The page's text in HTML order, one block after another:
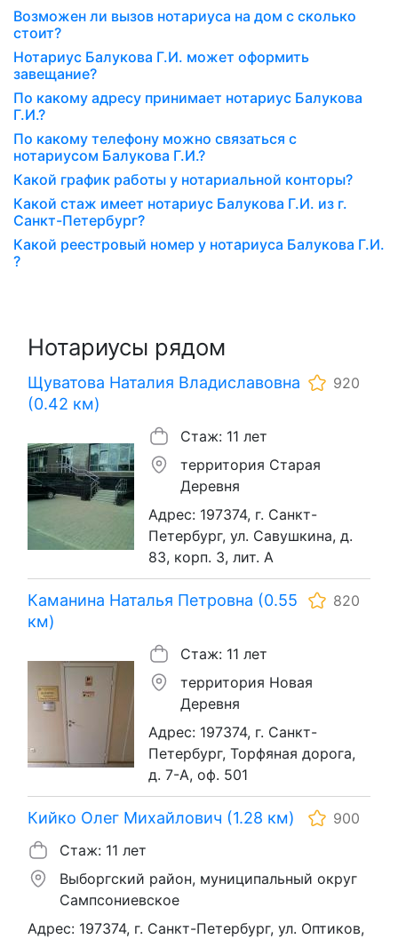
Возможен ли вызов нотариуса на дом с сколько
стоит?
Нотариус Балукова Г.И. может оформить
завещание?
По какому адресу принимает нотариус Балукова
Г.И.?
По какому телефону можно связаться с
нотариусом Балукова Г.И.?
Какой график работы у нотариальной конторы?
Какой стаж имеет нотариус Балукова Г.И. из г.
Санкт-Петербург?
Какой реестровый номер у нотариуса Балукова Г.И.
?
Нотариусы рядом
Щуватова Наталия Владиславовна
(0.42 км)
920
Стаж: 11 лет
территория Старая
Деревня
Адрес: 197374, г. Санкт-
Петербург, ул. Савушкина, д.
83, корп. 3, лит. А
Каманина Наталья Петровна (0.55
км)
820
Стаж: 11 лет
территория Новая
Деревня
Адрес: 197374, г. Санкт-
Петербург, Торфяная дорога,
д. 7-А, оф. 501
Кийко Олег Михайлович (1.28 км)
900
Стаж: 11 лет
Выборгский район, муниципальный округ
Сампсониевское
Адрес: 197374, г. Санкт-Петербург, ул. Оптиков,